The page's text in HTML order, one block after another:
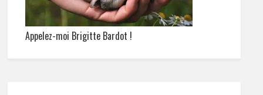
Appelez-moi Brigitte Bardot !